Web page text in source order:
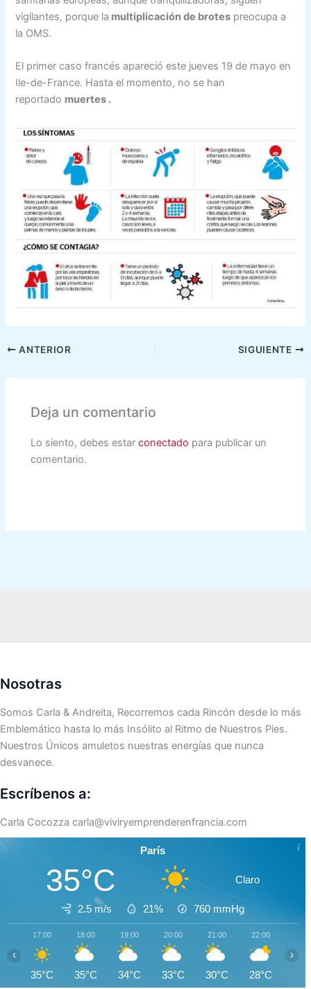
vigilantes, porque la multiplicación de brotes preocupa a
la OMS.
El primer caso francés apareció este jueves 19 de mayo en
Ile-de-France. Hasta el momento, no se han
reportado muertes .
ANTERIOR SIGUIENTE
Deja un comentario
Lo siento, debes estarconectado para publicar un
comentario.
Nosotras
Somos Carla & Andreita, Recorremos cada Rincón desde lo más
Emblemático hasta lo más Insólito al Ritmo de Nuestros Pies.
Nuestros Únicos amuletos nuestras energías que nunca
desvanece.
Escríbenos a:
Carla Cocozza carla@viviryemprenderenfrancia.com
París
35°C Claro
2.5 m/s 21% 760 mmHg
17:00
35°C
18:00
35°C
19:00
34°C
20:00
33°C
21:00
30°C
22:00
28°C
‹ ›